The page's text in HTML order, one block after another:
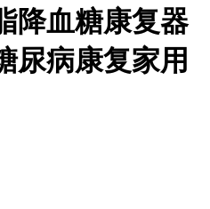
降血糖康复器
尿病康复家用